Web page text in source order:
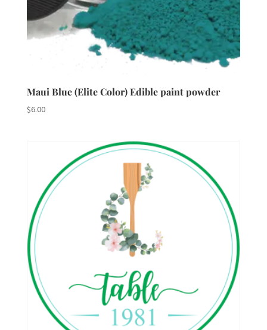
Maui Blue (Elite Color) Edible paint powder
$6.00